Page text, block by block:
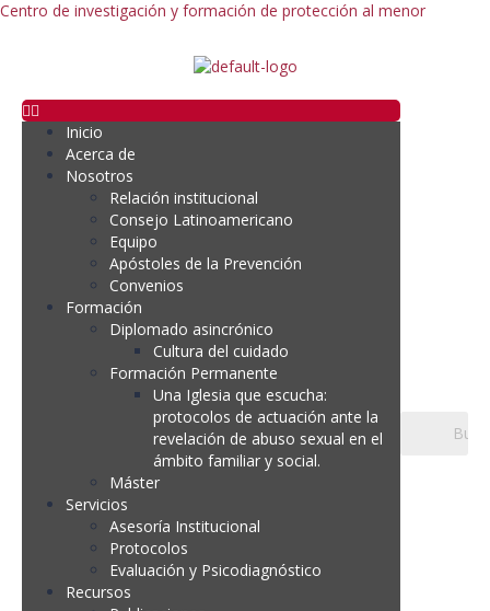
Centro de investigación y formación de protección al menor
Inicio
Acerca de
Nosotros
Relación institucional
Consejo Latinoamericano
Equipo
Apóstoles de la Prevención
Convenios
Formación
Diplomado asincrónico
Cultura del cuidado
Formación Permanente
Una Iglesia que escucha:
protocolos de actuación ante la
revelación de abuso sexual en el
ámbito familiar y social.
Máster
Servicios
Asesoría Institucional
Protocolos
Evaluación y Psicodiagnóstico
Recursos